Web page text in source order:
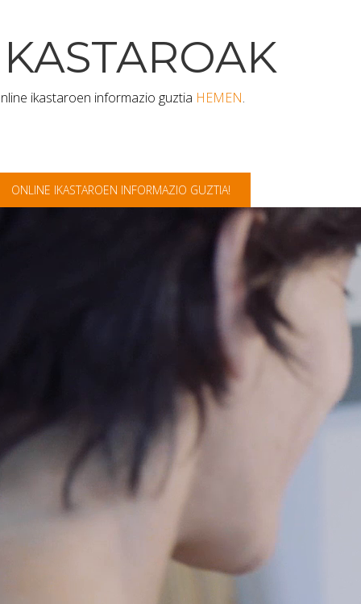
ikastaroen informazio guztia HEMEN.
ONLINE IKASTAROEN INFORMAZIO GUZTIA!